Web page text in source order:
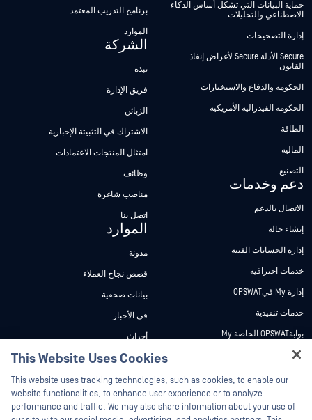
حماية البيانات التي تشكل أساس الذكاء
الاصطناعي والتحليلات
إدارة التصحيحات
Secure الأدلة Secure لأغراض إنفاذ
القانون
الحكومة والدفاع والاستخبارات
الحكومة الفيدرالية الأمريكية
الطاقة
الماليه
التصنيع
دعم وخدمات
الاتصال بالدعم
إنشاء حالة
إدارة الحسابات الفنية
خدمات احترافية
إدارة My فيOPSWAT
خدمات تنفيذية
بوابةOPSWAT الخاصة My
وثائق تقنية
دورات تدريبية
برنامج الثغرات الأمنية
الشركاء
برنامج التدريب المعتمد
الموارد
الشركة
نبذة
فريق الإدارة
الزبائن
الاشتراك في التثبيتة الإخبارية
امتثال المنتجات الاعتمادات
وظائف
مناصب شاغرة
اتصل بنا
الموارد
مدونة
قصص نجاح العملاء
بيانات صحفية
في الأخبار
أحداث
ندوات عبر الإنترنت
أوراق البيانات
مستندات تقنية
This Website Uses Cookies
This website uses tracking technologies, such as cookies, to enable our
website functionalities, to enhance user experience or to analyze
performance and traffic. We may also share information about your use of
Hey there!
I'm Ozzy, your OPSWAT virtual assistant.
How can I help you secure what's critical